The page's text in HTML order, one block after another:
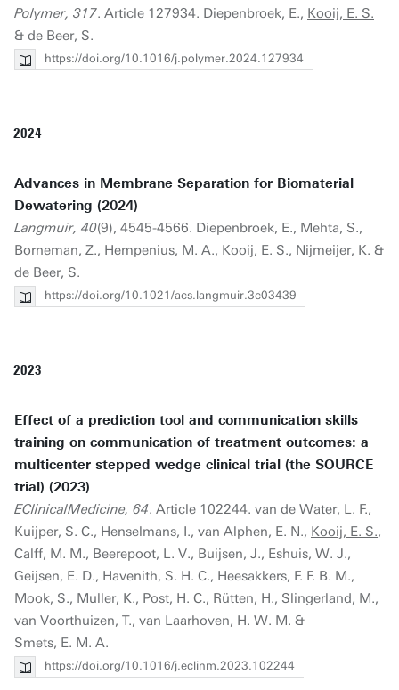
Polymer, 317. Article 127934. Diepenbroek, E., Kooij, E. S.
& de Beer, S.
https://doi.org/10.1016/j.polymer.2024.127934
2024
Advances in Membrane Separation for Biomaterial
Dewatering (2024)
Langmuir, 40(9), 4545-4566. Diepenbroek, E., Mehta, S.,
Borneman, Z., Hempenius, M. A., Kooij, E. S., Nijmeijer, K. &
de Beer, S.
https://doi.org/10.1021/acs.langmuir.3c03439
2023
Effect of a prediction tool and communication skills
training on communication of treatment outcomes: a
multicenter stepped wedge clinical trial (the SOURCE
trial) (2023)
EClinicalMedicine, 64. Article 102244. van de Water, L. F.,
Kuijper, S. C., Henselmans, I., van Alphen, E. N., Kooij, E. S.,
Calff, M. M., Beerepoot, L. V., Buijsen, J., Eshuis, W. J.,
Geijsen, E. D., Havenith, S. H. C., Heesakkers, F. F. B. M.,
Mook, S., Muller, K., Post, H. C., Rütten, H., Slingerland, M.,
van Voorthuizen, T., van Laarhoven, H. W. M. &
Smets, E. M. A.
https://doi.org/10.1016/j.eclinm.2023.102244